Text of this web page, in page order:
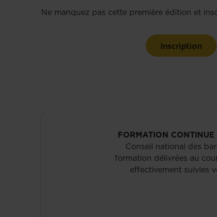
Ne manquez pas cette première édition et
Inscription
FORMATION CONTINUE
Conseil national des
formation délivrées au
effectivement suivies